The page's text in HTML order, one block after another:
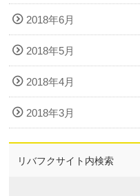
2018年6月
2018年5月
2018年4月
2018年3月
リバフクサイト内検索